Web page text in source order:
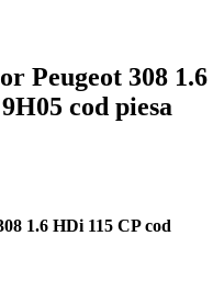
Peugeot 308 1.6
cod piesa
1.6 HDi 115 CP cod